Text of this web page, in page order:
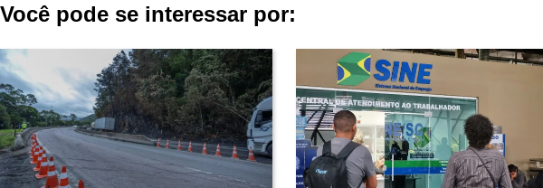
Post
Você pode se interessar por: